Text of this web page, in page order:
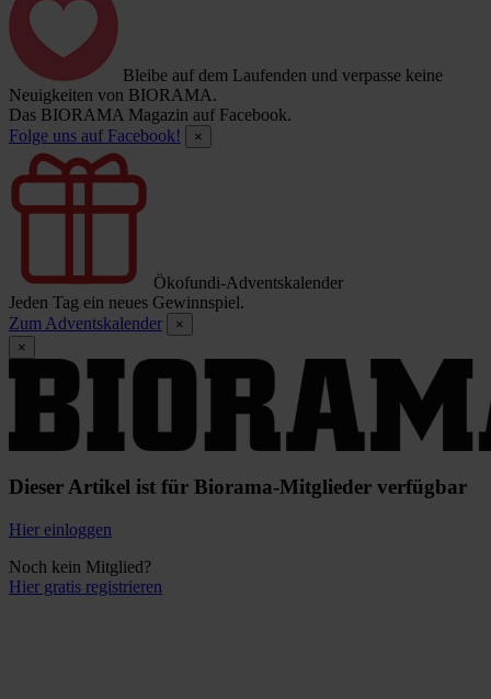
Bleibe auf dem Laufenden und verpasse keine
Neuigkeiten von BIORAMA.
Das BIORAMA Magazin auf Facebook.
Folge uns auf Facebook!
×
Ökofundi-Adventskalender
Jeden Tag ein neues Gewinnspiel.
Zum Adventskalender
×
×
Dieser Artikel ist für Biorama-Mitglieder verfügbar
Hier einloggen
Noch kein Mitglied?
Hier gratis registrieren